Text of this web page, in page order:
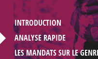
INTRODUCTION
ANALYSE RAPIDE
LES MANDATS SUR LE